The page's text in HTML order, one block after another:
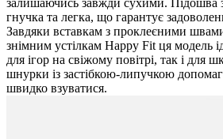
залишаючись завжди сухими. Підошва
гнучка та легка, що гарантує
Завдяки вставкам з проклеєними швами,
знімним устілкам Happy Fit ця модель
для ігор на свіжому повітрі, так і для
шнурки із застібкою-липучкою
швидко взуватися.